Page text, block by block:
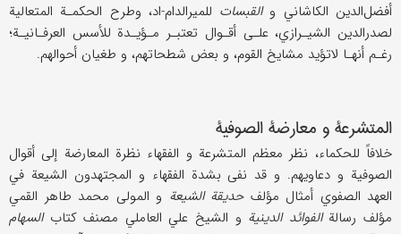
أفضل‌الدين الكاشاني والقبسات للميرالدام-اد، وطرح الحكمـة المتعالية
لصدر‌الدين الشيـرازي، علـى أقـوال تعتبـر مـؤيـدة للأسس العرفـانيـة؛
رغـم أنهـا لاتؤيد مشايخ القوم، و بعض شطحاتهم، و طغيان أحوالهم.
المتشرعة و معارضة الصوفية
خلافاً للحكماء، نظر معظم المتشرعة و الفقهاء نظرة المعارضة إلى أقوال
الصوفية و دعاويهم. و قد نفى بشدة الفقهاء و المجتهدون الشيعة في
العهد الصفوي أمثال مؤلفحديقة الشيعة و المولى محمد طاهر القمي
مؤلف رسالةالفوائد الدينية و الشيخ علي العاملي مصنف كتابالسهام